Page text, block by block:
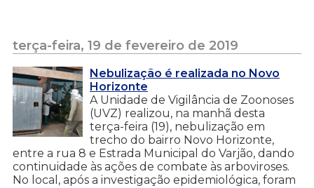
terça-feira, 19 de fevereiro de 2019
Nebulização é realizada no Novo
Horizonte
A Unidade de Vigilância de Zoonoses
(UVZ) realizou, na manhã desta
terça-feira (19), nebulização em
trecho do bairro Novo Horizonte,
entre a rua 8 e Estrada Municipal do Varjão, dando
continuidade às ações de combate às arboviroses.
No local, após a investigação epidemiológica, foram